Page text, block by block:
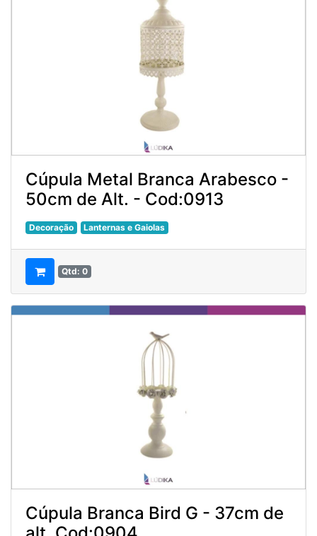
Cúpula Metal Branca Arabesco -
50cm de Alt. - Cod:0913
Decoração Lanternas e Gaiolas
Qtd: 0
Cúpula Branca Bird G - 37cm de